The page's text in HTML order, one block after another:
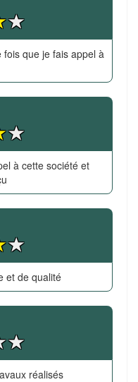
que je fais appel à
à cette société et
et de qualité
réalisés